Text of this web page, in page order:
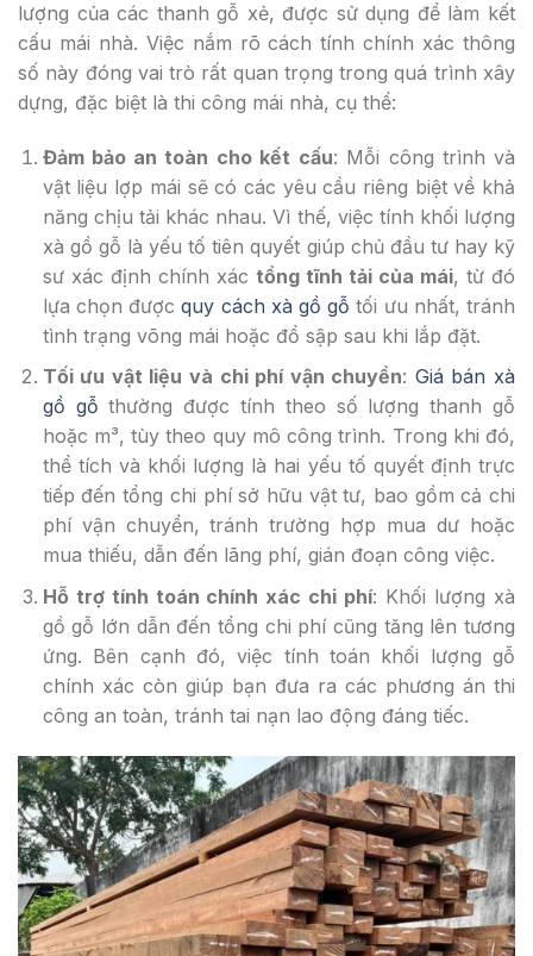
lượng của các thanh gỗ xẻ, được sử dụng để làm kết
cấu mái nhà. Việc nắm rõ cách tính chính xác thông
số này đóng vai trò rất quan trọng trong quá trình xây
dựng, đặc biệt là thi công mái nhà, cụ thể:
Đảm bảo an toàn cho kết cấu: Mỗi công trình và
vật liệu lợp mái sẽ có các yêu cầu riêng biệt về khả
năng chịu tải khác nhau. Vì thế, việc tính khối lượng
xà gồ gỗ là yếu tố tiên quyết giúp chủ đầu tư hay kỹ
sư xác định chính xác tổng tĩnh tải của mái, từ đó
lựa chọn đượcquy cách xà gồ gỗ tối ưu nhất, tránh
tình trạng võng mái hoặc đổ sập sau khi lắp đặt.
Tối ưu vật liệu và chi phí vận chuyển: Giá bán xà
gồ gỗ thường được tính theo số lượng thanh gỗ
hoặc m³, tùy theo quy mô công trình. Trong khi đó,
thể tích và khối lượng là hai yếu tố quyết định trực
tiếp đến tổng chi phí sở hữu vật tư, bao gồm cả chi
phí vận chuyển, tránh trường hợp mua dư hoặc
mua thiếu, dẫn đến lãng phí, gián đoạn công việc.
Hỗ trợ tính toán chính xác chi phí: Khối lượng xà
gồ gỗ lớn dẫn đến tổng chi phí cũng tăng lên tương
ứng. Bên cạnh đó, việc tính toán khối lượng gỗ
chính xác còn giúp bạn đưa ra các phương án thi
công an toàn, tránh tai nạn lao động đáng tiếc.